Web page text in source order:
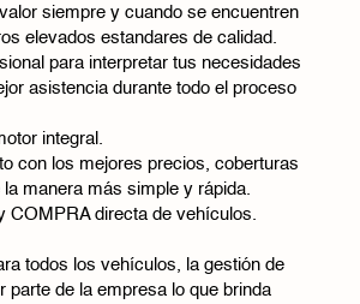
siempre y cuando se encuentren
elevados estandares de calidad.
para interpretar tus necesidades
asistencia durante todo el proceso
integral.
con los mejores precios, coberturas
manera más simple y rápida.
COMPRA directa de vehículos.
todos los vehículos, la gestión de
parte de la empresa lo que brinda